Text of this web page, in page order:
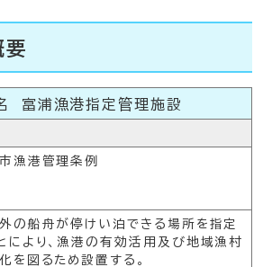
富浦漁港指定管理施設
漁港管理条例
の船舟が停けい泊できる場所を指定
により、漁港の有効活用及び地域漁村
を図るため設置する。